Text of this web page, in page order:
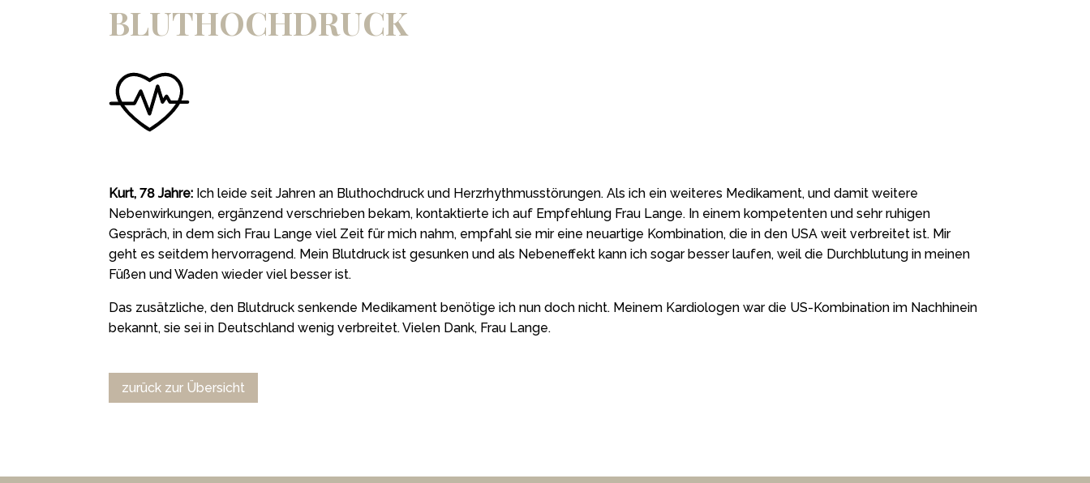
BLUTHOCHDRUCK
Kurt, 78 Jahre: Ich leide seit Jahren an Bluthochdruck und Herzrhythmusstörungen. Als ich ein weiteres Medikament, und damit weitere
Nebenwirkungen, ergänzend verschrieben bekam, kontaktierte ich auf Empfehlung Frau Lange. In einem kompetenten und sehr ruhigen
Gespräch, in dem sich Frau Lange viel Zeit für mich nahm, empfahl sie mir eine neuartige Kombination, die in den USA weit verbreitet ist. Mir
geht es seitdem hervorragend. Mein Blutdruck ist gesunken und als Nebeneffekt kann ich sogar besser laufen, weil die Durchblutung in meinen
Füßen und Waden wieder viel besser ist.
Das zusätzliche, den Blutdruck senkende Medikament benötige ich nun doch nicht. Meinem Kardiologen war die US-Kombination im Nachhinein
bekannt, sie sei in Deutschland wenig verbreitet. Vielen Dank, Frau Lange.
zurück zur Übersicht